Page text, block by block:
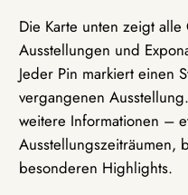
Die Karte unten zeigt
Ausstellungen und
Jeder Pin markiert einen
vergangenen
weitere Informationen –
Ausstellungszeiträumen,
besonderen Highlights.